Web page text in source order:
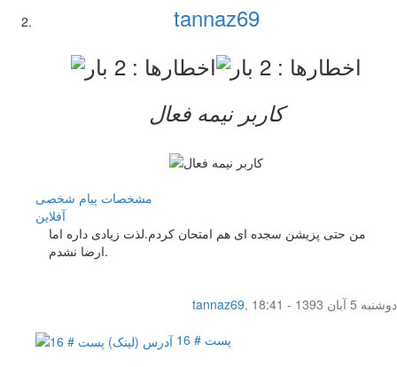
tannaz69
کاربر نيمه فعال
مشخصات پیام شخصی
آفلاين
من حتی پزیشن سجده ای هم امتحان کردم.لذت زیادی داره اما
ارضا نشدم.
tannaz69,
دوشنبه 5 آبان 1393 - 18:41
پست # 16